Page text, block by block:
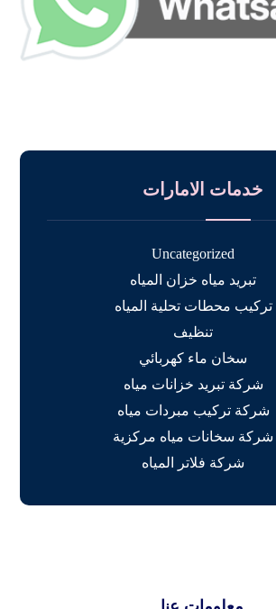
خدمات الامارات
Uncategorized
تبريد مياه خزان المياه
تركيب محطات تحلية المياه
تنظيف
سخان ماء كهربائي
شركة تبريد خزانات مياه
شركة تركيب مبردات مياه
شركة سخانات مياه مركزية
شركة فلاتر المياه